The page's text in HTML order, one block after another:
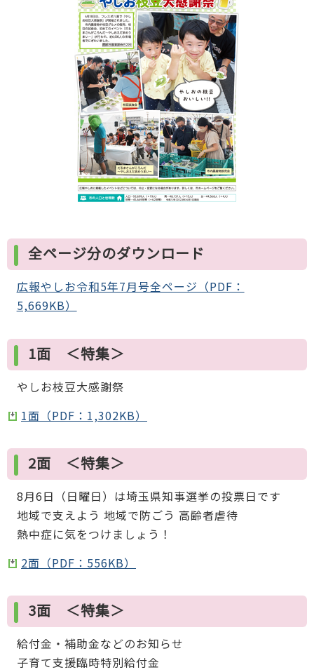
全ページ分のダウンロード
広報やしお令和5年7月号全ページ（PDF：
5,669KB）
1面 ＜特集＞
やしお枝豆大感謝祭
1面（PDF：1,302KB）
2面 ＜特集＞
8月6日（日曜日）は埼玉県知事選挙の投票日です
地域で支えよう 地域で防ごう 高齢者虐待
熱中症に気をつけましょう！
2面（PDF：556KB）
3面 ＜特集＞
給付金・補助金などのお知らせ
子育て支援臨時特別給付金